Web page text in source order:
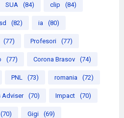
SUA (84) clip (84)
(82) ia (80)
(77) Profesori (77)
(77) Corona Brasov (74)
PNL (73) romania (72)
Adviser (70) Impact (70)
(70) Gigi (69)